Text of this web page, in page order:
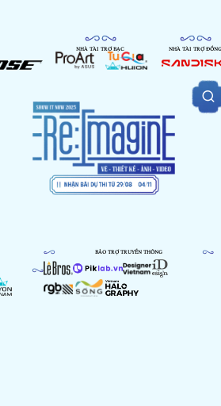
NHÀ TÀI TRỢ BẠC NHÀ TÀI TRỢ ĐỒNG
BẢO TRỢ TRUYỀN THÔNG